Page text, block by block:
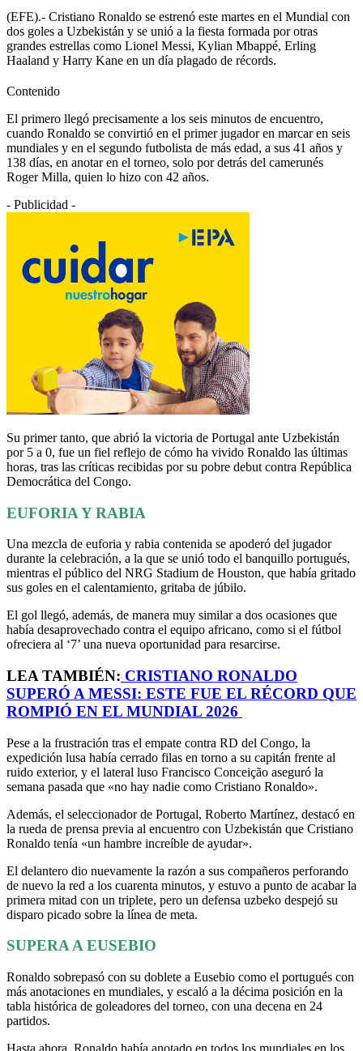
(EFE).- Cristiano Ronaldo se estrenó este martes en el Mundial con
dos goles a Uzbekistán y se unió a la fiesta formada por otras
grandes estrellas como Lionel Messi, Kylian Mbappé, Erling
Haaland y Harry Kane en un día plagado de récords.
Contenido
El primero llegó precisamente a los seis minutos de encuentro,
cuando Ronaldo se convirtió en el primer jugador en marcar en seis
mundiales y en el segundo futbolista de más edad, a sus 41 años y
138 días, en anotar en el torneo, solo por detrás del camerunés
Roger Milla, quien lo hizo con 42 años.
- Publicidad -
Su primer tanto, que abrió la victoria de Portugal ante Uzbekistán
por 5 a 0, fue un fiel reflejo de cómo ha vivido Ronaldo las últimas
horas, tras las críticas recibidas por su pobre debut contra República
Democrática del Congo.
EUFORIA Y RABIA
Una mezcla de euforia y rabia contenida se apoderó del jugador
durante la celebración, a la que se unió todo el banquillo portugués,
mientras el público del NRG Stadium de Houston, que había gritado
sus goles en el calentamiento, gritaba de júbilo.
El gol llegó, además, de manera muy similar a dos ocasiones que
había desaprovechado contra el equipo africano, como si el fútbol
ofreciera al ‘7’ una nueva oportunidad para resarcirse.
LEA TAMBIÉN: CRISTIANO RONALDO
SUPERÓ A MESSI: ESTE FUE EL RÉCORD QUE
ROMPIÓ EN EL MUNDIAL 2026
Pese a la frustración tras el empate contra RD del Congo, la
expedición lusa había cerrado filas en torno a su capitán frente al
ruido exterior, y el lateral luso Francisco Conceição aseguró la
semana pasada que «no hay nadie como Cristiano Ronaldo».
Además, el seleccionador de Portugal, Roberto Martínez, destacó en
la rueda de prensa previa al encuentro con Uzbekistán que Cristiano
Ronaldo tenía «un hambre increíble de ayudar».
El delantero dio nuevamente la razón a sus compañeros perforando
de nuevo la red a los cuarenta minutos, y estuvo a punto de acabar la
primera mitad con un triplete, pero un defensa uzbeko despejó su
disparo picado sobre la línea de meta.
SUPERA A EUSEBIO
Ronaldo sobrepasó con su doblete a Eusebio como el portugués con
más anotaciones en mundiales, y escaló a la décima posición en la
tabla histórica de goleadores del torneo, con una decena en 24
partidos.